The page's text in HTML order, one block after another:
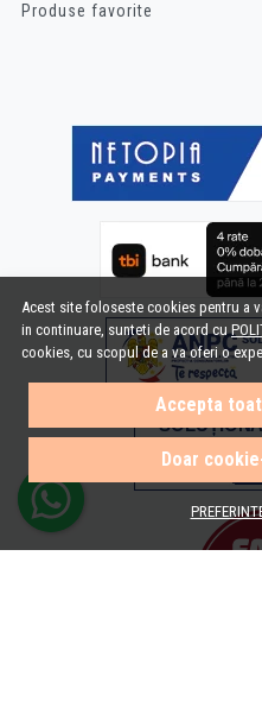
Acest site foloseste cookies pentru a
in continuare, sunteti de acord cu
cookies, cu scopul de a va oferi o
Accepta
Doar
Produse favorite